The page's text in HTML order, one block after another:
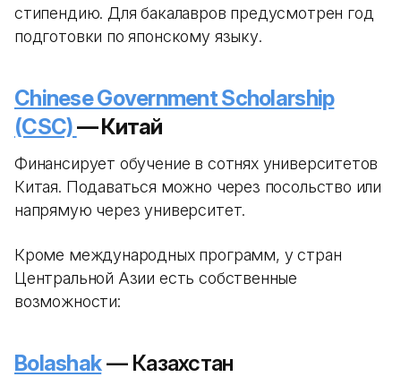
стипендию. Для бакалавров предусмотрен год
подготовки по японскому языку.
Chinese Government Scholarship
(CSC)— Китай
Финансирует обучение в сотнях университетов
Китая. Подаваться можно через посольство или
напрямую через университет.
Кроме международных программ, у стран
Центральной Азии есть собственные
возможности:
Bolashak— Казахстан